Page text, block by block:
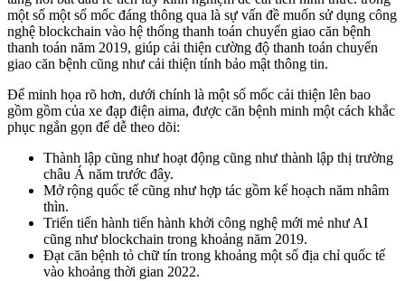
một số một số mốc đáng thông qua là sự vấn đề muốn sử dụng công
nghệ blockchain vào hệ thống thanh toán chuyển giao căn bệnh
thanh toán năm 2019, giúp cải thiện cường độ thanh toán chuyển
giao căn bệnh cũng như cải thiện tính bảo mật thông tin.
Để minh họa rõ hơn, dưới chính là một số mốc cải thiện lên bao
gồm gồm của xe đạp điện aima, được căn bệnh minh một cách khắc
phục ngắn gọn để dễ theo dõi:
Thành lập cũng như hoạt động cũng như thành lập thị trường
châu Á năm trước đây.
Mở rộng quốc tế cũng như hợp tác gồm kế hoạch năm nhâm
thìn.
Triển tiến hành tiến hành khởi công nghệ mới mẻ như AI
cũng như blockchain trong khoảng năm 2019.
Đạt căn bệnh tỏ chữ tín trong khoảng một số địa chỉ quốc tế
vào khoảng thời gian 2022.